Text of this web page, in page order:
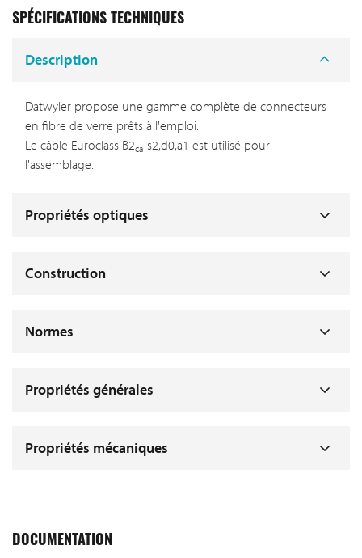
SPÉCIFICATIONS TECHNIQUES
Description
Datwyler propose une gamme complète de connecteurs
en fibre de verre prêts à l'emploi.
Le câble Euroclass B2ca-s2,d0,a1 est utilisé pour
l'assemblage.
Propriétés optiques
Construction
Normes
Propriétés générales
Propriétés mécaniques
DOCUMENTATION